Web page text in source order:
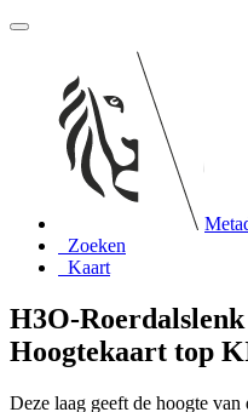
Zoeken
Kaart
H3O-
Hoogtekaart top
Deze laag geeft de hoogte